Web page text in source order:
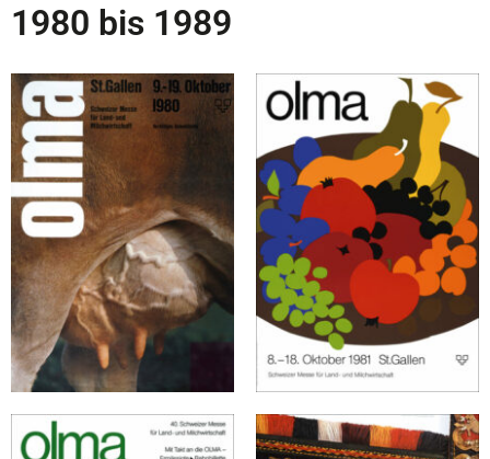
1980 bis 1989